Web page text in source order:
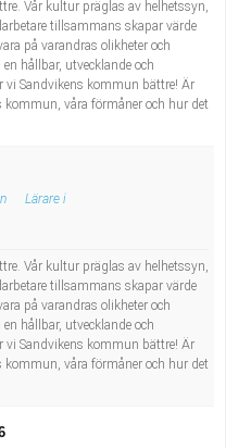
Vår kultur präglas av helhetssyn,
tillsammans skapar värde
på varandras olikheter och
hållbar, utvecklande och
Sandvikens kommun bättre! Är
kommun, våra förmåner och hur det
Lärare i
Vår kultur präglas av helhetssyn,
tillsammans skapar värde
på varandras olikheter och
hållbar, utvecklande och
Sandvikens kommun bättre! Är
kommun, våra förmåner och hur det